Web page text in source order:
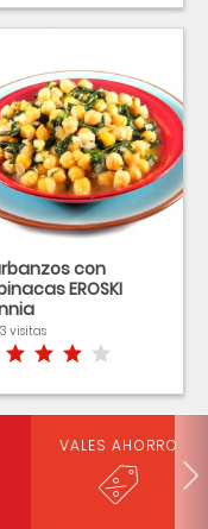
con
EROSKI
visitas
VALES AHORRO